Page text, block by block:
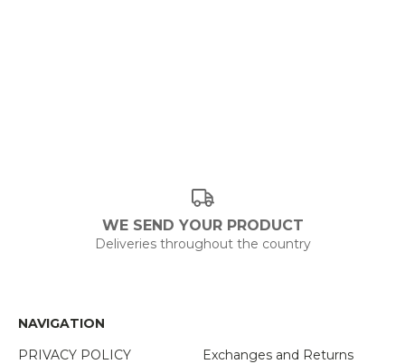
WE SEND YOUR PRODUCT
Deliveries throughout the country
NAVIGATION
PRIVACY POLICY
Exchanges and Returns